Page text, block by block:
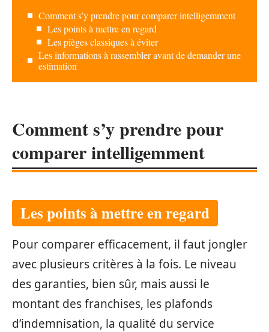
Comment s’y prendre pour comparer intelligemment
Les points à mettre en regard
Les pièges classiques à éviter
Les informations à rassembler avant de demander une
estimation
Comment s’y prendre pour
comparer intelligemment
Les points à mettre en regard
Pour comparer efficacement, il faut jongler
avec plusieurs critères à la fois. Le niveau
des garanties, bien sûr, mais aussi le
montant des franchises, les plafonds
d’indemnisation, la qualité du service